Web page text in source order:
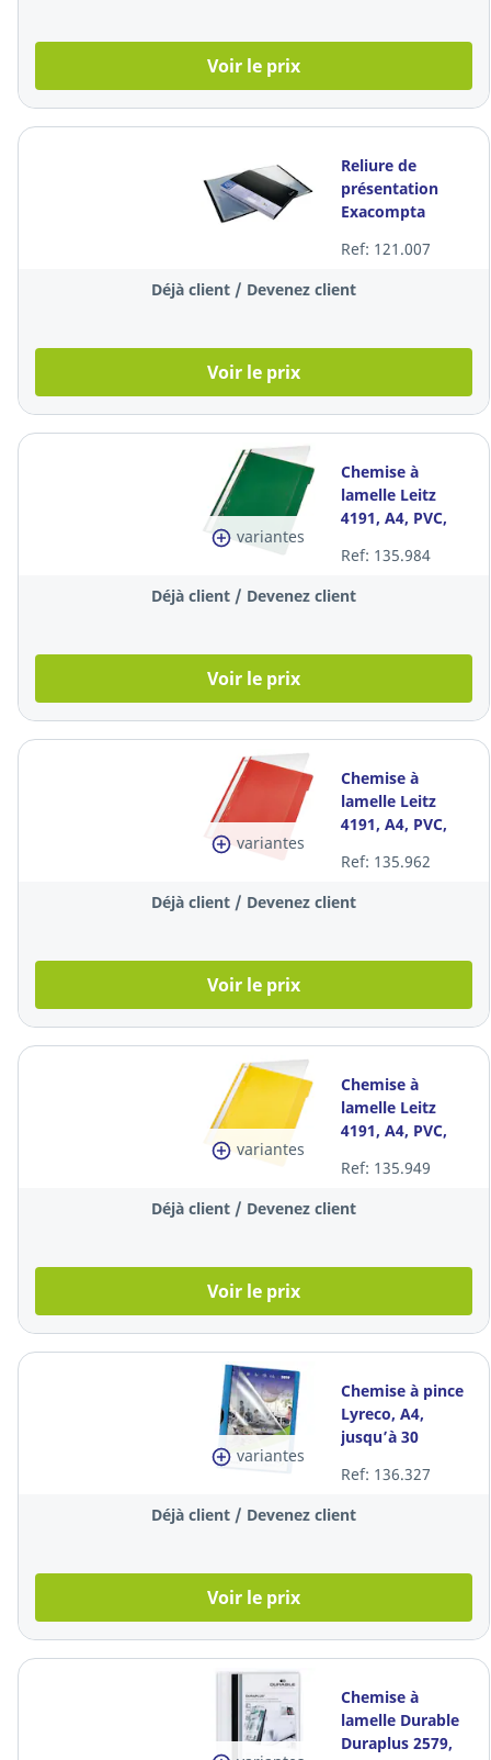
Voir le prix
Reliure de
présentation
Exacompta
pochettes, noire,
la pièce
Ref: 121.007
Déjà client / Devenez client
Voir le prix
variantes
Chemise à
lamelle Leitz
4191, A4, PVC,
Ref: 135.984
Déjà client / Devenez client
Voir le prix
variantes
Chemise à
lamelle Leitz
4191, A4, PVC,
Ref: 135.962
Déjà client / Devenez client
Voir le prix
variantes
Chemise à
lamelle Leitz
4191, A4, PVC,
Ref: 135.949
Déjà client / Devenez client
Voir le prix
variantes
Chemise à pince
Lyreco, A4,
jusqu’à 30
bleue, les 5
pièces
Ref: 136.327
Déjà client / Devenez client
Voir le prix
Chemise à
lamelle Durable
Duraplus 2579,